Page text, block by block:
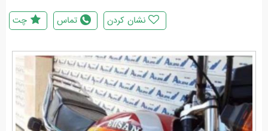
چت تماس نشان کردن